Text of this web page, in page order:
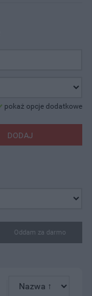
pokaż opcje dodatkowe
DODAJ
Oddam za darmo